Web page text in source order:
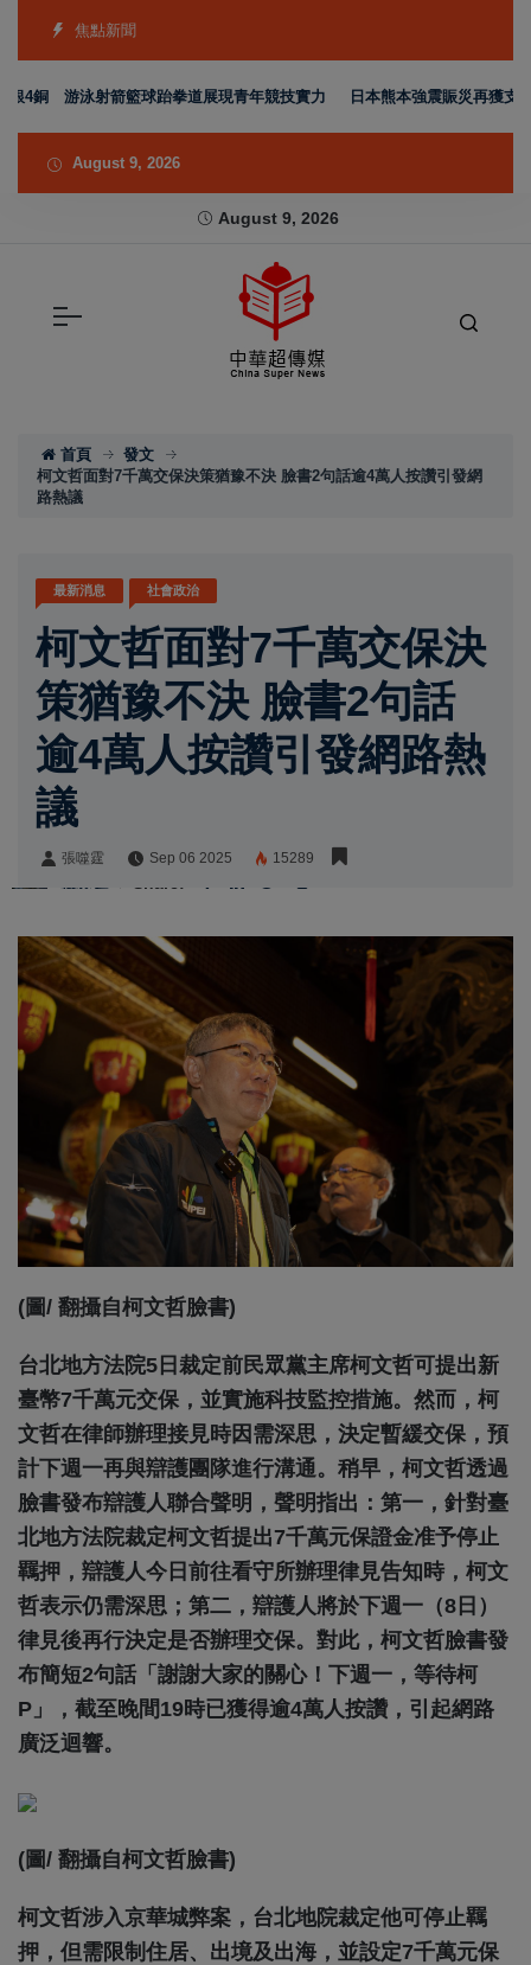
焦點新聞
游泳射箭籃球跆拳道展現青年競技實力 日本熊本強震賑災再獲支持
August 9, 2026
August 9, 2026
首頁
發文
柯文哲面對7千萬交保決策猶豫不決 臉書2句話逾4萬人按讚引發網
路熱議
最新消息 社會政治
柯文哲面對7千萬交保決
策猶豫不決 臉書2句話
逾4萬人按讚引發網路熱
議
張噬霆 Sep 06 2025 15289
(圖/ 翻攝自柯文哲臉書)
台北地方法院5日裁定前民眾黨主席柯文哲可提出新
臺幣7千萬元交保，並實施科技監控措施。然而，柯
文哲在律師辦理接見時因需深思，決定暫緩交保，預
計下週一再與辯護團隊進行溝通。稍早，柯文哲透過
臉書發布辯護人聯合聲明，聲明指出：第一，針對臺
北地方法院裁定柯文哲提出7千萬元保證金准予停止
羈押，辯護人今日前往看守所辦理律見告知時，柯文
哲表示仍需深思；第二，辯護人將於下週一（8日）
律見後再行決定是否辦理交保。對此，柯文哲臉書發
布簡短2句話「謝謝大家的關心！下週一，等待柯
P」，截至晚間19時已獲得逾4萬人按讚，引起網路
廣泛迴響。
(圖/ 翻攝自柯文哲臉書)
柯文哲涉入京華城弊案，台北地院裁定他可停止羈
押，但需限制住居、出境及出海，並設定7千萬元保